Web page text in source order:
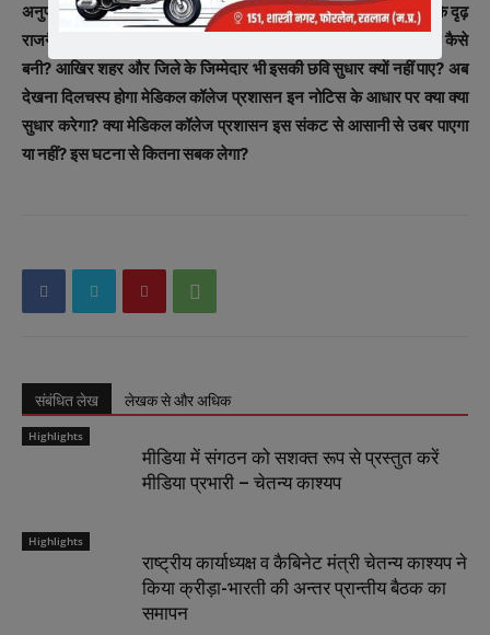
अनुपलब्धता की चर्चा अंदरखाने के गलियारों में गूँजती रहती है। प्रश्न यह है कि दृढ़
राजनैतिक इच्छाशक्ति के साथ प्रारम्भ हुए इस मेडिकल कॉलेज की यह स्थिति कैसे
बनी? आखिर शहर और जिले के जिम्मेदार भी इसकी छवि सुधार क्यों नहीं पाए? अब
देखना दिलचस्प होगा मेडिकल कॉलेज प्रशासन इन नोटिस के आधार पर क्या क्या
सुधार करेगा? क्या मेडिकल कॉलेज प्रशासन इस संकट से आसानी से उबर पाएगा
या नहीं? इस घटना से कितना सबक लेगा?
संबंधित लेख लेखक से और अधिक
Highlights
मीडिया में संगठन को सशक्त रूप से प्रस्तुत करें
मीडिया प्रभारी – चेतन्य काश्यप
Highlights
राष्ट्रीय कार्याध्यक्ष व कैबिनेट मंत्री चेतन्य काश्यप ने
किया क्रीड़ा-भारती की अन्तर प्रान्तीय बैठक का
समापन